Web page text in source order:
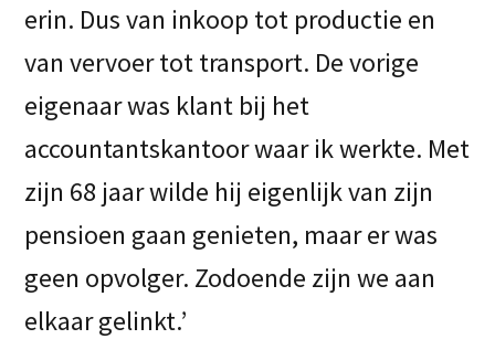
erin. Dus van inkoop tot productie en
van vervoer tot transport. De vorige
eigenaar was klant bij het
accountantskantoor waar ik werkte. Met
zijn 68 jaar wilde hij eigenlijk van zijn
pensioen gaan genieten, maar er was
geen opvolger. Zodoende zijn we aan
elkaar gelinkt.’